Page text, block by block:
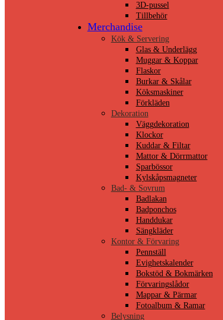
3D-pussel
Tillbehör
Merchandise
Kök & Servering
Glas & Underlägg
Muggar & Koppar
Flaskor
Burkar & Skålar
Köksmaskiner
Förkläden
Dekoration
Väggdekoration
Klockor
Kuddar & Filtar
Mattor & Dörrmattor
Sparbössor
Kylskåpsmagneter
Bad- & Sovrum
Badlakan
Badponchos
Handdukar
Sängkläder
Kontor & Förvaring
Pennställ
Evighetskalender
Bokstöd & Bokmärken
Förvaringslådor
Mappar & Pärmar
Fotoalbum & Ramar
Belysning